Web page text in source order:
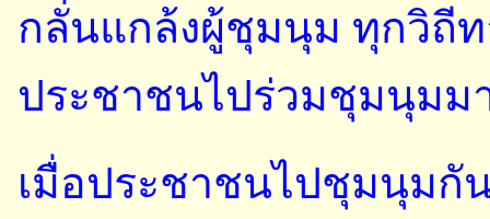
กลั่นแกล้งผู้ชุมนุม ทุกวิถีท
ประชาชนไปร่วมชุมนุมม
เมื่อประชาชนไปชุมนุมกั